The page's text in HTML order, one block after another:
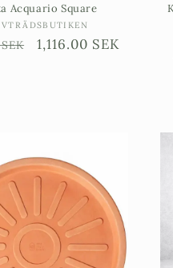
Acquario Square
Säljare:
Försäljningspris
1,116.00 SEK